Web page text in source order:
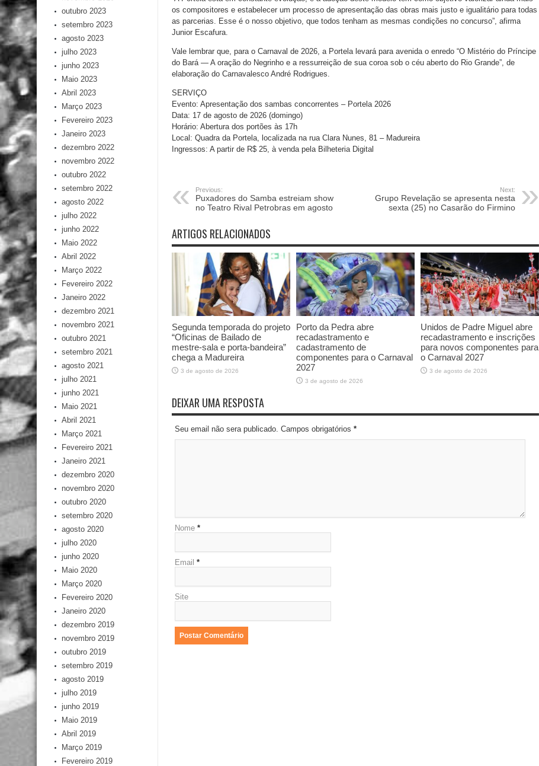
os compositores e estabelecer um processo de apresentação das obras mais justo e igualitário para todas
as parcerias. Esse é o nosso objetivo, que todos tenham as mesmas condições no concurso”, afirma
Junior Escafura.
Vale lembrar que, para o Carnaval de 2026, a Portela levará para avenida o enredo “O Mistério do Príncipe
do Bará — A oração do Negrinho e a ressurreição de sua coroa sob o céu aberto do Rio Grande”, de
elaboração do Carnavalesco André Rodrigues.
SERVIÇO
Evento: Apresentação dos sambas concorrentes – Portela 2026
Data: 17 de agosto de 2026 (domingo)
Horário: Abertura dos portões às 17h
Local: Quadra da Portela, localizada na rua Clara Nunes, 81 – Madureira
Ingressos: A partir de R$ 25, à venda pela Bilheteria Digital
Previous:
Puxadores do Samba estreiam show
no Teatro Rival Petrobras em agosto
Next:
Grupo Revelação se apresenta nesta
sexta (25) no Casarão do Firmino
ARTIGOS RELACIONADOS
Segunda temporada do projeto
“Oficinas de Bailado de
mestre-sala e porta-bandeira”
chega a Madureira
3 de agosto de 2026
Porto da Pedra abre
recadastramento e
cadastramento de
componentes para o Carnaval
2027
3 de agosto de 2026
Unidos de Padre Miguel abre
recadastramento e inscrições
para novos componentes para
o Carnaval 2027
3 de agosto de 2026
DEIXAR UMA RESPOSTA
Seu email não sera publicado. Campos obrigatórios *
Nome *
Email *
Site
outubro 2023
setembro 2023
agosto 2023
julho 2023
junho 2023
Maio 2023
Abril 2023
Março 2023
Fevereiro 2023
Janeiro 2023
dezembro 2022
novembro 2022
outubro 2022
setembro 2022
agosto 2022
julho 2022
junho 2022
Maio 2022
Abril 2022
Março 2022
Fevereiro 2022
Janeiro 2022
dezembro 2021
novembro 2021
outubro 2021
setembro 2021
agosto 2021
julho 2021
junho 2021
Maio 2021
Abril 2021
Março 2021
Fevereiro 2021
Janeiro 2021
dezembro 2020
novembro 2020
outubro 2020
setembro 2020
agosto 2020
julho 2020
junho 2020
Maio 2020
Março 2020
Fevereiro 2020
Janeiro 2020
dezembro 2019
novembro 2019
outubro 2019
setembro 2019
agosto 2019
julho 2019
junho 2019
Maio 2019
Abril 2019
Março 2019
Fevereiro 2019